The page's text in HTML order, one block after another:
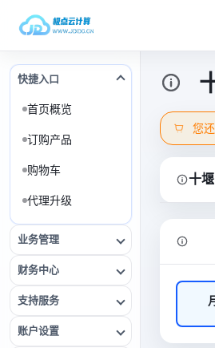
快捷入口
首页概览
订购产品
购物车
代理升级
业务管理
财务中心
支持服务
账户设置
您
十